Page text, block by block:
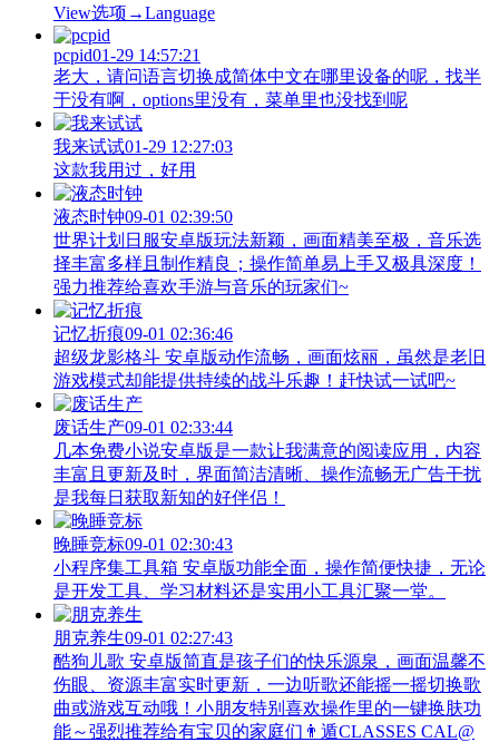
View‌选项→Language
pcpid01-29 14:57:21
老大，请问语言切换成简体中文在哪里设备的呢，找半
于没有啊，options里没有，菜单里也没找到呢
我来试试01-29 12:27:03
这款我用过，好用
液态时钟09-01 02:39:50
世界计划日服安卓版玩法新颖，画面精美至极，音乐选
择丰富多样且制作精良；操作简单易上手又极具深度！
强力推荐给喜欢手游与音乐的玩家们~
记忆折痕09-01 02:36:46
超级龙影格斗 安卓版动作流畅，画面炫丽，虽然是老旧
游戏模式却能提供持续的战斗乐趣！赶快试一试吧~
废话生产09-01 02:33:44
几本免费小说安卓版是一款让我满意的阅读应用，内容
丰富且更新及时，界面简洁清晰、操作流畅无广告干扰
是我每日获取新知的好伴侣！
晚睡竞标09-01 02:30:43
小程序集工具箱 安卓版功能全面，操作简便快捷，无论
是开发工具、学习材料还是实用小工具汇聚一堂。
朋克养生09-01 02:27:43
酷狗儿歌 安卓版简直是孩子们的快乐源泉，画面温馨不
伤眼、资源丰富实时更新，一边听歌还能摇一摇切换歌
曲或游戏互动哦！小朋友特别喜欢操作里的一键换肤功
能～强烈推荐给有宝贝的家庭们👨‍遁️CLASSES CAL@